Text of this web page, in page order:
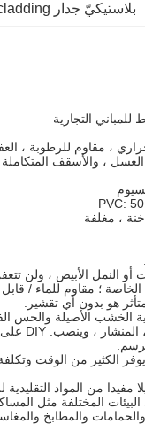
بلاستيكيّ جدار cladding
التجارية
، مقاوم للرطوبة ،
، والأسقف
، مغلفة
مقاوم للماء /
DIY على ما يرام.
المختلفة مثل
والمطابخ